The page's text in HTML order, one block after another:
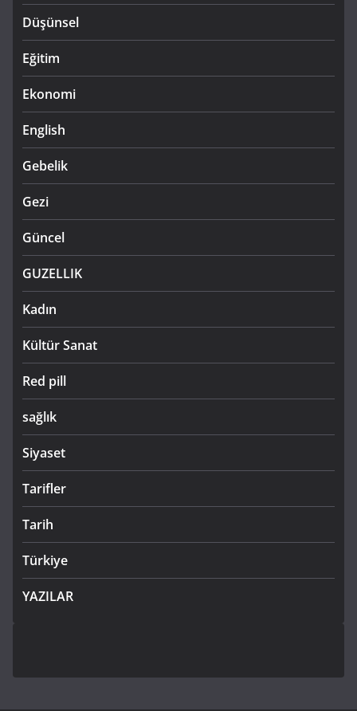
Düşünsel
Eğitim
Ekonomi
English
Gebelik
Gezi
Güncel
GUZELLIK
Kadın
Kültür Sanat
Red pill
sağlık
Siyaset
Tarifler
Tarih
Türkiye
YAZILAR